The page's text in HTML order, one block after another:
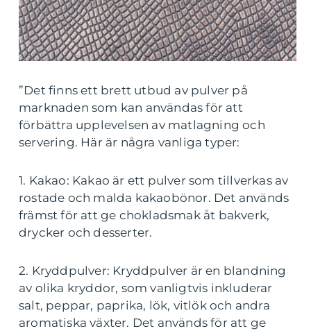
”Det finns ett brett utbud av pulver på
marknaden som kan användas för att
förbättra upplevelsen av matlagning och
servering. Här är några vanliga typer:
1. Kakao: Kakao är ett pulver som tillverkas av
rostade och malda kakaobönor. Det används
främst för att ge chokladsmak åt bakverk,
drycker och desserter.
2. Kryddpulver: Kryddpulver är en blandning
av olika kryddor, som vanligtvis inkluderar
salt, peppar, paprika, lök, vitlök och andra
aromatiska växter. Det används för att ge